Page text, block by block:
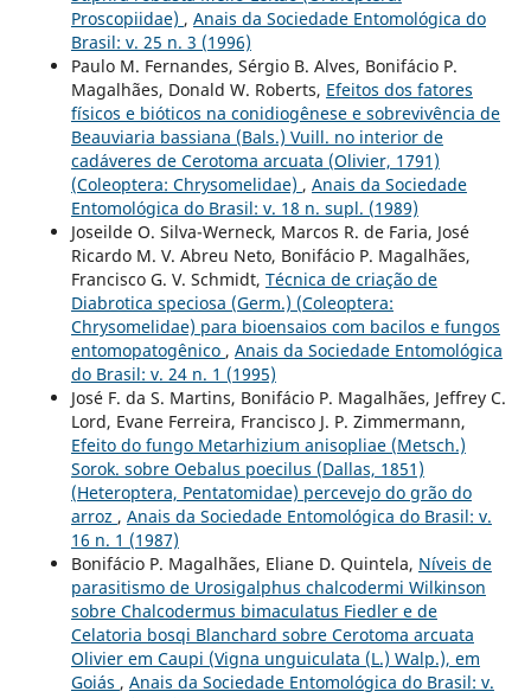
Proscopiidae) , Anais da Sociedade Entomológica do
Brasil: v. 25 n. 3 (1996)
Paulo M. Fernandes, Sérgio B. Alves, Bonifácio P.
Magalhães, Donald W. Roberts, Efeitos dos fatores
físicos e bióticos na conidiogênese e sobrevivência de
Beauviaria bassiana (Bals.) Vuill. no interior de
cadáveres de Cerotoma arcuata (Olivier, 1791)
(Coleoptera: Chrysomelidae) , Anais da Sociedade
Entomológica do Brasil: v. 18 n. supl. (1989)
Joseilde O. Silva-Werneck, Marcos R. de Faria, José
Ricardo M. V. Abreu Neto, Bonifácio P. Magalhães,
Francisco G. V. Schmidt, Técnica de criação de
Diabrotica speciosa (Germ.) (Coleoptera:
Chrysomelidae) para bioensaios com bacilos e fungos
entomopatogênico , Anais da Sociedade Entomológica
do Brasil: v. 24 n. 1 (1995)
José F. da S. Martins, Bonifácio P. Magalhães, Jeffrey C.
Lord, Evane Ferreira, Francisco J. P. Zimmermann,
Efeito do fungo Metarhizium anisopliae (Metsch.)
Sorok. sobre Oebalus poecilus (Dallas, 1851)
(Heteroptera, Pentatomidae) percevejo do grão do
arroz , Anais da Sociedade Entomológica do Brasil: v.
16 n. 1 (1987)
Bonifácio P. Magalhães, Eliane D. Quintela, Níveis de
parasitismo de Urosigalphus chalcodermi Wilkinson
sobre Chalcodermus bimaculatus Fiedler e de
Celatoria bosqi Blanchard sobre Cerotoma arcuata
Olivier em Caupi (Vigna unguiculata (L.) Walp.), em
Goiás , Anais da Sociedade Entomológica do Brasil: v.